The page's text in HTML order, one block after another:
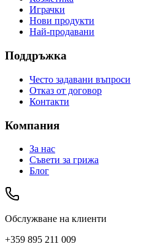
Играчки
Нови продукти
Най-продавани
Поддръжка
Често задавани въпроси
Отказ от договор
Контакти
Компания
За нас
Съвети за грижа
Блог
Обслужване на клиенти
+359 895 211 009